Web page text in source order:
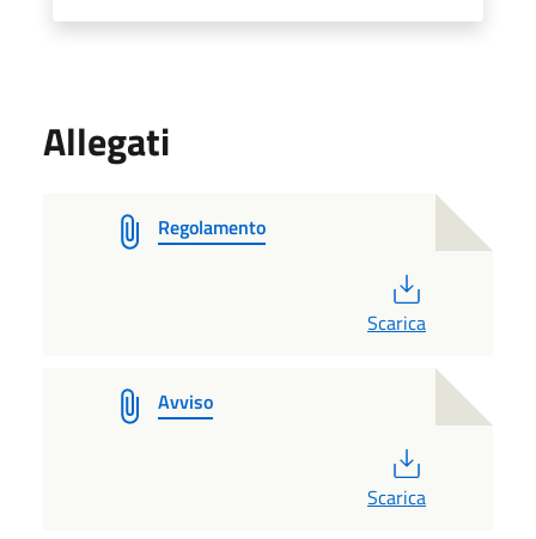
Allegati
Regolamento
Scarica
Avviso
Scarica